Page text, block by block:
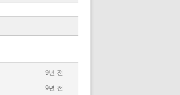
9년 전
9년 전